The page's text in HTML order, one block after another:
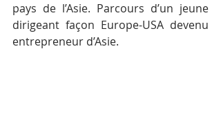
pays de l’Asie. Parcours d’un jeune
dirigeant façon Europe-USA devenu
entrepreneur d’Asie.